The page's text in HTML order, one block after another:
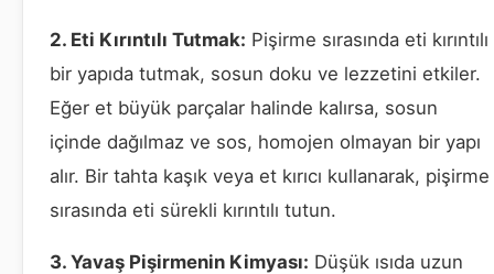
2. Eti Kırıntılı Tutmak: Pişirme sırasında eti kırıntılı
bir yapıda tutmak, sosun doku ve lezzetini etkiler.
Eğer et büyük parçalar halinde kalırsa, sosun
içinde dağılmaz ve sos, homojen olmayan bir yapı
alır. Bir tahta kaşık veya et kırıcı kullanarak, pişirme
sırasında eti sürekli kırıntılı tutun.
3. Yavaş Pişirmenin Kimyası: Düşük ısıda uzun